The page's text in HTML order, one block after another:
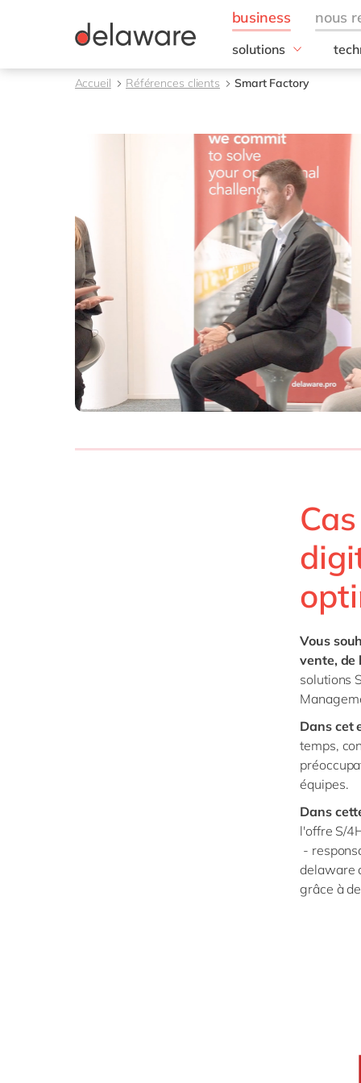
solutions
besoins de
Opérations
Ressources humaines
Ventes & marketing
toutes nos solutions
SAP
SAP
SAP
SAP
SAP
SAP
SAP
Accueil Références clients Smart Factory
Vous
vente, de
solutions
Dans cet
temps,
équipes.
Dans
l'offre S/
-
delaware
grâce à